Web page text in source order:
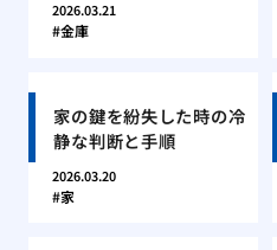
2026.03.21
金庫
家の鍵を紛失した時の冷
静な判断と手順
2026.03.20
家